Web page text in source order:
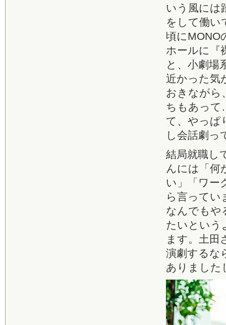
いう風には
をして働い
頃にMONO
ホールに『
と、小劇場
近かった気
おきながら
ちもあって
て、やっぱ
し会話劇っ
結局就職し
んには「何
い」「ワー
ら言ってい
なんでもや
たいという
ます。土田
演劇するな
ありました